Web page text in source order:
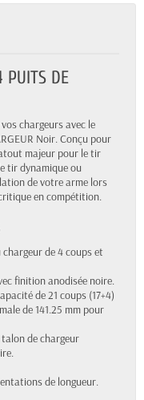
DE
chargeurs avec le
Noir. Conçu pour
majeur pour le tir
tir dynamique ou
de votre arme lors
en compétition.
de 4 coups et
finition anodisée noire.
de 21 coups (17+4)
de 141.25 mm pour
de chargeur
de longueur.